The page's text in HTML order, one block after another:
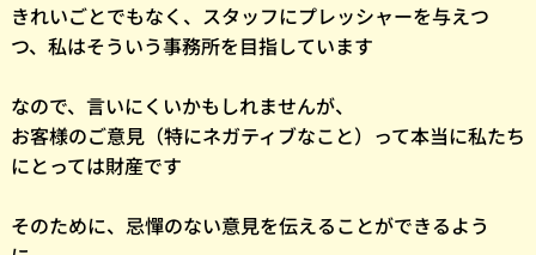
きれいごとでもなく、スタッフにプレッシャーを与えつ
つ、私はそういう事務所を目指しています
なので、言いにくいかもしれませんが、
お客様のご意見（特にネガティブなこと）って本当に私たち
にとっては財産です
そのために、忌憚のない意見を伝えることができるよう